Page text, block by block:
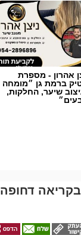
אהרון - מספרת
ברמת גן ״מומחה
שיער, החלקות,
דחופה